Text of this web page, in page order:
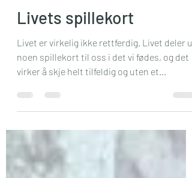
Astrid Valen-Utvik
6. juni 2014
6 min lesing
Livets spillekort
Livet er virkelig ikke rettferdig. Livet deler ut
noen spillekort til oss i det vi fødes, og det
virker å skje helt tilfeldig og uten et...